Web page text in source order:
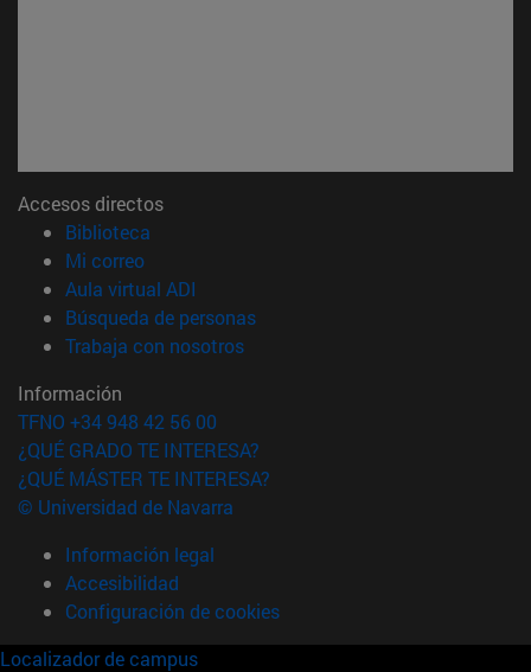
Accesos directos
Biblioteca
Mi correo(abre en nueva ventana)
Aula virtual ADI
Búsqueda de personas(abre en nueva ventana)
Trabaja con nosotros(abre en nueva ventana)
Información
TFNO +34 948 42 56 00
¿QUÉ GRADO TE INTERESA?
¿QUÉ MÁSTER TE INTERESA?
© Universidad de Navarra
Información legal
Accesibilidad
Configuración de cookies
Localizador de campus